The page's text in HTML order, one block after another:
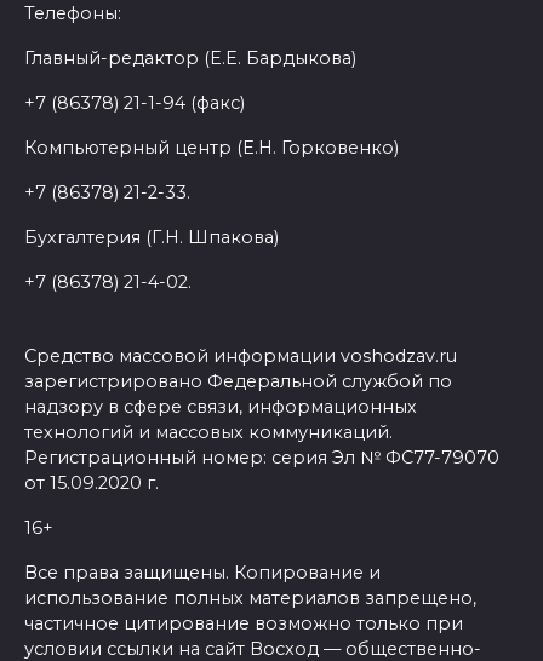
Телефоны:
Главный-редактор (Е.Е. Бардыкова)
+7 (86378) 21-1-94 (факс)
Компьютерный центр (Е.Н. Горковенко)
+7 (86378) 21-2-33.
Бухгалтерия (Г.Н. Шпакова)
+7 (86378) 21-4-02.
Средство массовой информации voshodzav.ru
зарегистрировано Федеральной службой по
надзору в сфере связи, информационных
технологий и массовых коммуникаций.
Регистрационный номер: серия Эл № ФС77-79070
от 15.09.2020 г.
16+
Все права защищены. Копирование и
использование полных материалов запрещено,
частичное цитирование возможно только при
условии ссылки на сайт Восход — общественно-